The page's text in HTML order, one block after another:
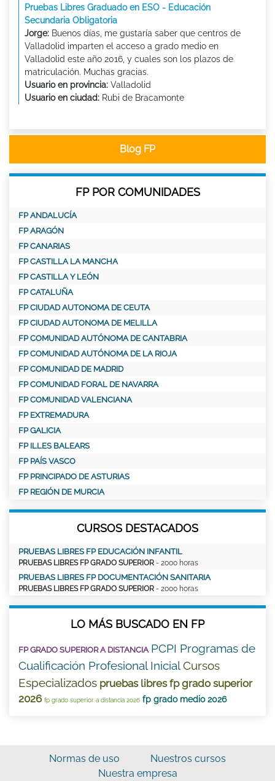
Pruebas Libres Graduado en ESO - Educación
Secundaria Obligatoria
Jorge: Buenos días, me gustaría saber que centros de
Valladolid imparten el acceso a grado medio en
Valladolid este año 2016, y cuales son los plazos de
matriculación. Muchas gracias.
Usuario en provincia: Valladolid
Usuario en ciudad: Rubi de Bracamonte
Blog FP
FP POR COMUNIDADES
FP ANDALUCÍA
FP ARAGÓN
FP CANARIAS
FP CASTILLA LA MANCHA
FP CASTILLA Y LEÓN
FP CATALUÑA
FP CIUDAD AUTONOMA DE CEUTA
FP CIUDAD AUTONOMA DE MELILLA
FP COMUNIDAD AUTÓNOMA DE CANTABRIA
FP COMUNIDAD AUTÓNOMA DE LA RIOJA
FP COMUNIDAD DE MADRID
FP COMUNIDAD FORAL DE NAVARRA
FP COMUNIDAD VALENCIANA
FP EXTREMADURA
FP GALICIA
FP ILLES BALEARS
FP PAÍS VASCO
FP PRINCIPADO DE ASTURIAS
FP REGIÓN DE MURCIA
CURSOS DESTACADOS
PRUEBAS LIBRES FP EDUCACIÓN INFANTIL
PRUEBAS LIBRES FP GRADO SUPERIOR - 2000 horas
PRUEBAS LIBRES FP DOCUMENTACIÓN SANITARIA
PRUEBAS LIBRES FP GRADO SUPERIOR - 2000 horas
LO MÁS BUSCADO EN FP
FP GRADO SUPERIOR A DISTANCIA PCPI Programas de
Cualificación Profesional InicialCursos
Especializados pruebas libres fp grado superior
2026 fp grado superior a distancia 2026 fp grado medio 2026
Normas de uso
Nuestros cursos
Nuestra empresa